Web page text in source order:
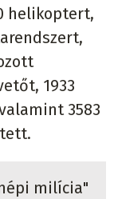
helikoptert,
1933
3583
milícia"